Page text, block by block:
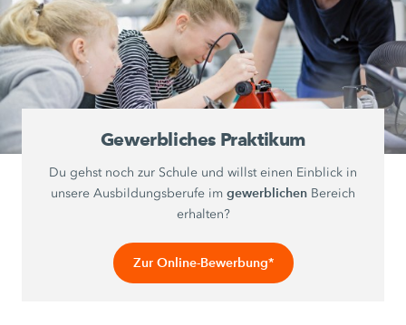
Gewerbliches Praktikum
Du gehst noch zur Schule und willst einen Einblick in
unsere Ausbildungsberufe im gewerblichen Bereich
erhalten?
Zur Online-Bewerbung*